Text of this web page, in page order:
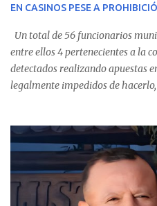
evolución favorable. No obstante,
EN CASINOS PESE A
Un total de 56 funcionarios
entre ellos 4 pertenecientes a la
detectados realizando apuestas
legalmente impedidos de
estableció que estos
custodian fondos públicos—
monto total de $116.075.918
En el detalle regional, se indica
identificó a cuatro funcionarios